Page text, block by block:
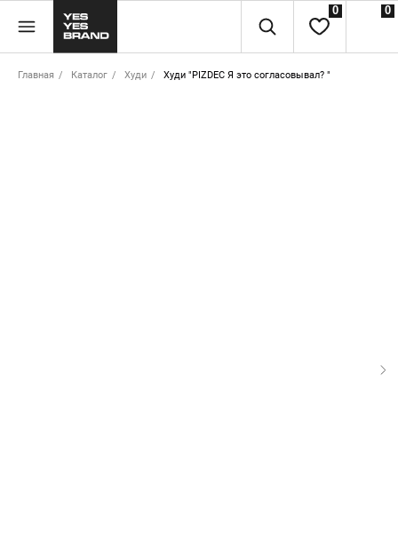
0
0
Главная / Каталог / Худи / Худи "PIZDEC Я это согласовывал? "